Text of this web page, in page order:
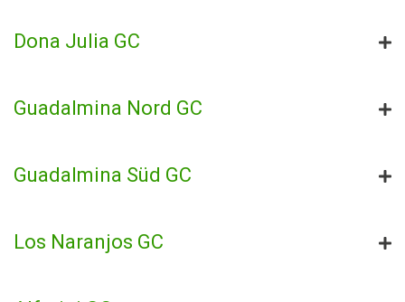
Dona Julia GC
Guadalmina Nord GC
Guadalmina Süd GC
Los Naranjos GC